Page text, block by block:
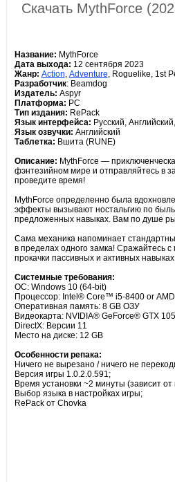
Скачать MythForce
Название: MythForce
Дата выхода: 12 сентября 2023
Жанр: Action, Adventure, Roguelike, 1st
Разработчик: Beamdog
Издатель: Aspyr
Платформа: PC
Тип издания: RePack
Язык интерфейса: Русский,
Язык озвучки: Английский
Таблетка: Вшита (RUNE)
Описание: MythForce —
фэнтезийном мире и отправляйтесь в
проведите время!
MythForce определенно была
эффекты вызывают ностальгию по
предложенных навыках. Вам по душе
Сама механика напоминает
в пределах одного замка! Сражайтесь
прокачки пассивных и активных
Системные требования:
ОС: Windows 10 (64-bit)
Процессор: Intel® Core™ i5-8400 or
Оперативная память: 8 GB ОЗУ
Видеокарта: NVIDIA® GeForce® GTX
DirectX: Версии 11
Место на диске: 12 GB
Особенности репака:
Ничего не вырезано / ничего не
Версия игры 1.0.2.0.591;
Время установки ~2 минуты (зависит
Выбор языка в настройках игры;
RePack от Chovka